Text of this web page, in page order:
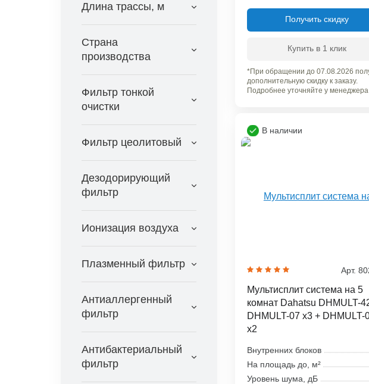
Panasonic
Pioneer
Roda
Royal Clima
Royal Thermo
Sakata
Samsung
Длина трассы, м
Страна
производства
Фильтр тонкой
очистки
Фильтр цеолитовый
Дезодорирующий
фильтр
Ионизация воздуха
Плазменный фильтр
Антиаллергенный
фильтр
Антибактериальный
фильтр
Получить скидку
Купить в 1 клик
*При обращении до 07.08.2026
дополнительную скидку к заказу.
Подробнее уточняйте у менеджера
В наличии
Арт.
Мультисплит система на 5
комнат Dahatsu DHMULT-
DHMULT-07 x3 + DHMULT-
x2
Внутренних блоков
На площадь до, м²
Уровень шума, дБ